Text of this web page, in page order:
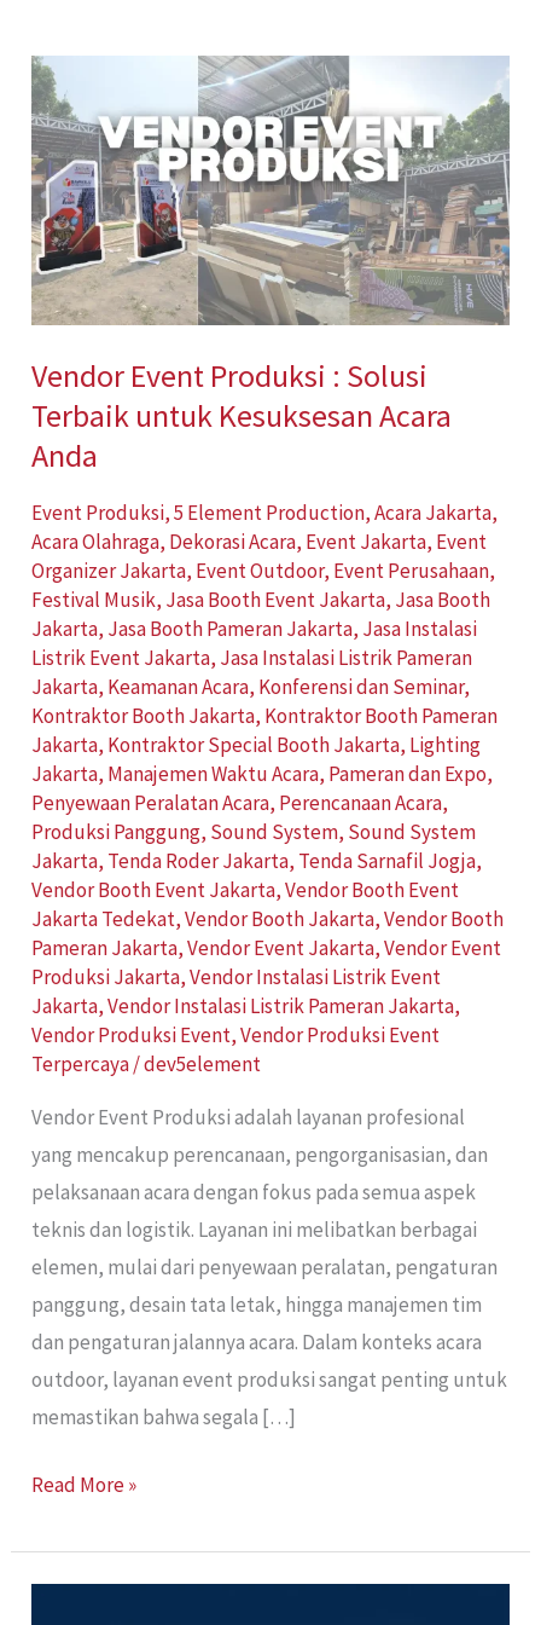
Vendor Event Produksi : Solusi
Terbaik untuk Kesuksesan Acara
Anda
Event Produksi,5 Element Production,Acara Jakarta,
Acara Olahraga, Dekorasi Acara, Event Jakarta, Event
Organizer Jakarta, Event Outdoor, Event Perusahaan,
Festival Musik, Jasa Booth Event Jakarta, Jasa Booth
Jakarta, Jasa Booth Pameran Jakarta, Jasa Instalasi
Listrik Event Jakarta, Jasa Instalasi Listrik Pameran
Jakarta, Keamanan Acara, Konferensi dan Seminar,
Kontraktor Booth Jakarta, Kontraktor Booth Pameran
Jakarta, Kontraktor Special Booth Jakarta, Lighting
Jakarta, Manajemen Waktu Acara, Pameran dan Expo,
Penyewaan Peralatan Acara, Perencanaan Acara,
Produksi Panggung, Sound System, Sound System
Jakarta, Tenda Roder Jakarta, Tenda Sarnafil Jogja,
Vendor Booth Event Jakarta,Vendor Booth Event
Jakarta Tedekat,Vendor Booth Jakarta,Vendor Booth
Pameran Jakarta,Vendor Event Jakarta,Vendor Event
Produksi Jakarta,Vendor Instalasi Listrik Event
Jakarta,Vendor Instalasi Listrik Pameran Jakarta,
Vendor Produksi Event,Vendor Produksi Event
Terpercaya/dev5element
Vendor Event Produksi adalah layanan profesional
yang mencakup perencanaan, pengorganisasian, dan
pelaksanaan acara dengan fokus pada semua aspek
teknis dan logistik. Layanan ini melibatkan berbagai
elemen, mulai dari penyewaan peralatan, pengaturan
panggung, desain tata letak, hingga manajemen tim
dan pengaturan jalannya acara. Dalam konteks acara
outdoor, layanan event produksi sangat penting untuk
memastikan bahwa segala […]
Vendor
Event
Produksi
:
Solusi
Terbaik
untuk
Acara
Anda
Read More »